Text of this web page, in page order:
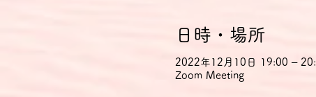
日時・場所
2022年12月10日 19:00 –
Zoom Meeting